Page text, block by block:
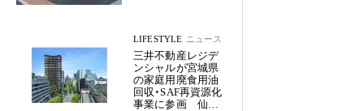
LIFESTYLE ニュース
三井不動産レジデ
ンシャルが宮城県
の家庭用廃食用油
回収・SAF再資源化
事業に参画 仙台